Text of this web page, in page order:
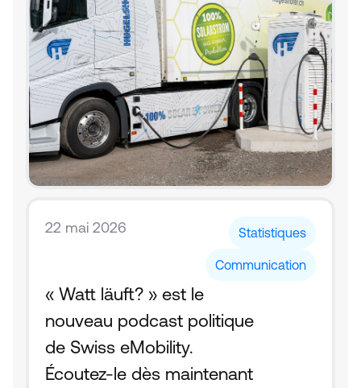
22 mai 2026 Statistiques
Communication
« Watt läuft? » est le
nouveau podcast politique
de Swiss eMobility.
Écoutez-le dès maintenant